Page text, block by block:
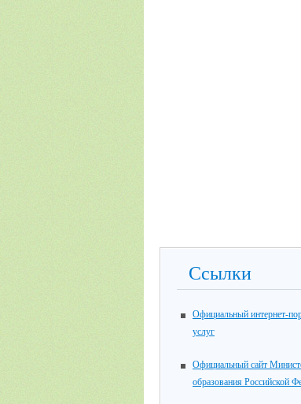
Ссылки
Официальный интернет-
услуг
Официальный сайт
образования Российской